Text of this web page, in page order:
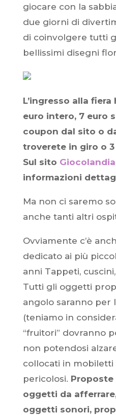
giocare con la
due giorni di
di coinvolgere tutti
bellissimi disegni
L’ingresso alla
euro intero, 7 euro
coupon dal sito o
troverete in giro o
Sul sito Giocolandia
informazioni
Ma non ci saremo
anche tanti altri
Ovviamente c’è
dedicato ai più
anni Tappeti,
Tutti gli oggetti
angolo saranno per
(teniamo in
“fruitori” dovranno
non potendosi
collocati in mobiletti
pericolosi.
oggetti da
oggetti sonori,